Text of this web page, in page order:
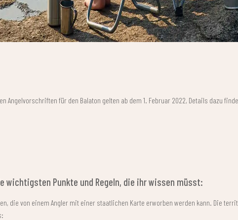
Angelvorschriften für den Balaton gelten ab dem 1. Februar 2022, Details dazu
wichtigsten Punkte und Regeln, die ihr wissen müsst:
die von einem Angler mit einer staatlichen Karte erworben werden kann. Die